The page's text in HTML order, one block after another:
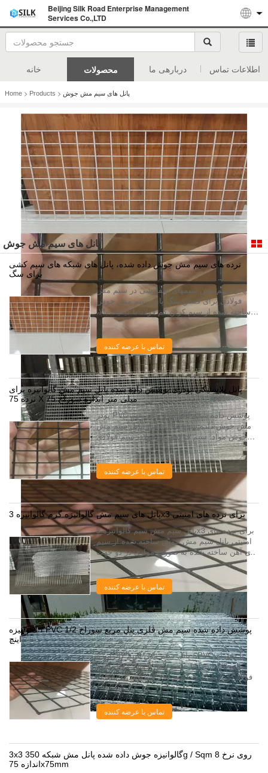
Beijing Silk Road Enterprise Management
Services Co.,LTD
خانه محصولات دربارهی ما اطلاعات تماس
Home > Products > پانل های سیم مش جوش
پانل های سیم مش جوش
نرده های سیم مش جوش داده شده، پانل های شبکه های سیم کشی
برای سگ
پانل سیم مش سیمهای سفارشی در سیم مش
فولادی برای قفس سگ پانل سیم مش جوش
ساخته شده از سیم کربن کم فولاد با کیفیت بالا،
فولاد ضد زنگ wire.welded سیم مش به گالیم
گالوانیزه گرم و گالوانیزه گالوانیزه تقسیم شده
است. و...
تماس با عرضه کننده
پانل پلاستیکی پودری پوشش داده شده پانل سیم مش گالوانیزه برای
نرده 75 X 75 میلی متر اندازه سوراخ
پودر PVC پوشش داده شده گالوانیزه پانل سیم
مش جوش داده شده برای حصار پانل سیم مش
جوش مواد: سیم فولادی کم فولاد، سیم فولادی
ضد زنگ بافت و مشخصات: گالوانیزه داغ پس از
تماس با عرضه کننده
پانل های سیم مش گالوانیزه گرم گالوانیزه 3x3 برای نرده های امنیتی
پانل سیم مش سیم گالوانیزه 3x3 برای نرده های
امنیتی پانل سیم مش جوش ساخته شده از سیم
های آهن ساخته شده به صورت موازی در دو جهت
متعامد، با نقاط تماس جوش داده شده بین سیم
های فرایند جوش الکتریکی (نقطه جوش) با
دستگ...
تماس با عرضه کننده
گالوانیزه / PVC پوشش داده شده سیم مش فلزی پنل مربع سوراخ 1/2
اینچ
پانل سیم مش سیم گالوانیزه / PVC با سوراخ
مربع 1/2 اینچ پانل سیم مش جوش مواد: سیم
فولاد کربن سبک با کیفیت بالا بسته بندی: با کاغذ
ضد آب و فیلم پلاستیکی، یا به عنوان درخواست
مشتری، تار شده است فرآیند تولید: گالوا...
تماس با عرضه کننده
3x3 گالوانیزه جوش داده شده پانل مش شبکه 350g / Sqm روی نرخ 8
اندازه 75x75mm